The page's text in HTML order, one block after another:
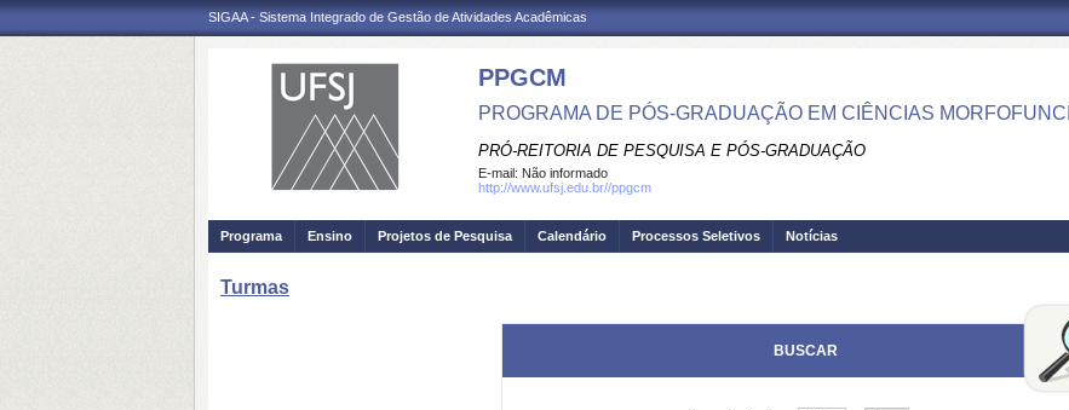
SIGAA - Sistema Integrado de Gestão de Atividades Acadêmicas
PPGCM
PROGRAMA DE PÓS-GRADUAÇÃO EM CIÊNCIAS
PRÓ-REITORIA DE PESQUISA E PÓS-GRADUAÇÃO
E-mail: Não informado
http://www.ufsj.edu.br//ppgcm
Programa Ensino Projetos de Pesquisa Calendário Processos Seletivos Notícias
Turmas
BUSCAR